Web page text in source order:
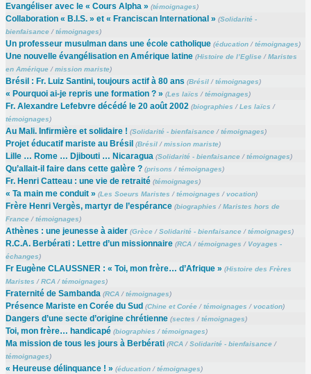
Evangéliser avec le « Cours Alpha » (témoignages)
Collaboration « B.I.S. » et « Franciscan International » (Solidarité -
bienfaisance/témoignages)
Un professeur musulman dans une école catholique (éducation/témoignages)
Une nouvelle évangélisation en Amérique latine (Histoire de l’Eglise/Maristes
en Amérique/mission mariste)
Brésil : Fr. Luiz Santini, toujours actif à 80 ans (Brésil/témoignages)
« Pourquoi ai-je repris une formation ? » (Les laïcs /témoignages)
Fr. Alexandre Lefebvre décédé le 20 août 2002 (biographies /Les laïcs /
témoignages)
Au Mali. Infirmière et solidaire ! (Solidarité - bienfaisance/témoignages)
Projet éducatif mariste au Brésil (Brésil/mission mariste)
Lille … Rome … Djibouti … Nicaragua (Solidarité - bienfaisance/témoignages)
Qu’allait-il faire dans cette galère ? (prisons /témoignages)
Fr. Henri Catteau : une vie de retraité (témoignages)
« Ta main me conduit » (Les Soeurs Maristes /témoignages /vocation)
Frère Henri Vergès, martyr de l’espérance (biographies /Maristes hors de
France/témoignages)
Athènes : une jeunesse à aider (Grèce/Solidarité - bienfaisance/témoignages)
R.C.A. Berbérati : Lettre d’un missionnaire (RCA/témoignages / Voyages -
échanges)
Fr Eugène CLAUSSNER : « Toi, mon frère… d’Afrique » (Histoire des Frères
Maristes /RCA/témoignages)
Fraternité de Sambanda (RCA/témoignages)
Présence Mariste en Corée du Sud (Chine et Corée/témoignages /vocation)
Dangers d’une secte d’origine chrétienne (sectes /témoignages)
Toi, mon frère… handicapé (biographies /témoignages)
Ma mission de tous les jours à Berbérati (RCA/Solidarité - bienfaisance/
témoignages)
« Heureuse délinquance ! » (éducation/témoignages)